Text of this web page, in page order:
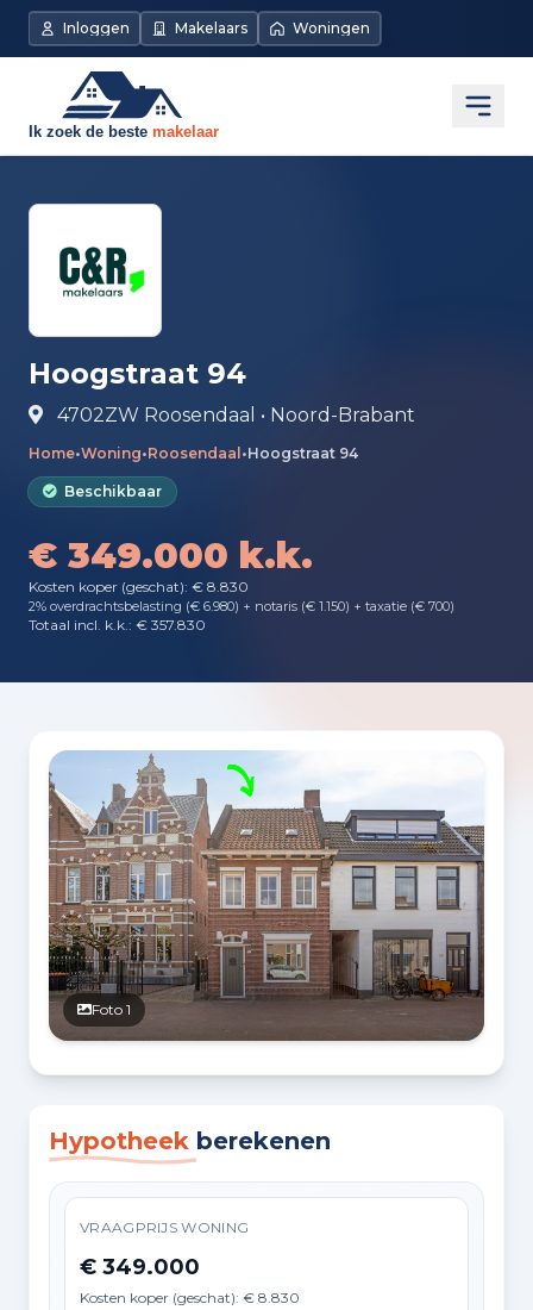
Direct naar de inhoud
Inloggen Makelaars Woningen
Hoogstraat 94
4702ZW Roosendaal • Noord-Brabant
Home•Woning•Roosendaal •Hoogstraat 94
Beschikbaar
€ 349.000 k.k.
Kosten koper (geschat): € 8.830
2% overdrachtsbelasting (€ 6.980) + notaris (€ 1.150) + taxatie (€ 700)
Totaal incl. k.k.: € 357.830
Fotogalerij
Foto 1
Hypotheek berekenen
VRAAGPRIJS WONING
€ 349.000
Kosten koper (geschat): € 8.830